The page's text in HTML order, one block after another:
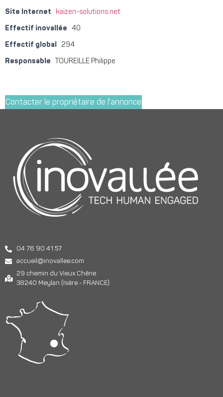
Site Internet kaizen-solutions.net
Effectif inovallée 40
Effectif global 294
Responsable TOUREILLE Philippe
Contacter le propriétaire de l'annonce
04 76 90 41 57
accueil@inovallee.com
29 chemin du Vieux Chêne
38240 Meylan (Isère - FRANCE)